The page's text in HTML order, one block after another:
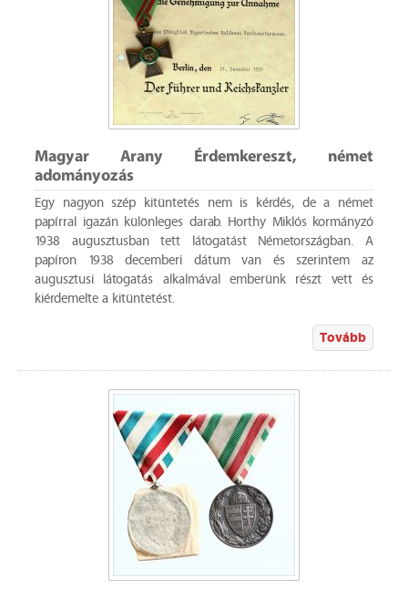
Magyar Arany Érdemkereszt, német
adományozás
Egy nagyon szép kitüntetés nem is kérdés, de a német
papírral igazán különleges darab. Horthy Miklós kormányzó
1938 augusztusban tett látogatást Németországban. A
papíron 1938 decemberi dátum van és szerintem az
augusztusi látogatás alkalmával emberünk részt vett és
kiérdemelte a kitüntetést.
Tovább